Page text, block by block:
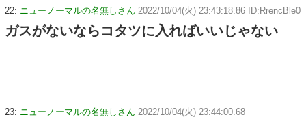
22: ニューノーマルの名無しさん 2022/10/04(火) 23:43:18.86 ID:RrencBle0
ガスがないならコタツに入ればいいじゃない
23: ニューノーマルの名無しさん 2022/10/04(火) 23:44:00.68